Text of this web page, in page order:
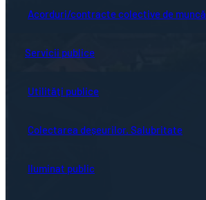
Acorduri/contracte colective de muncă
Servicii publice
Utilități publice
Colectarea deșeurilor. Salubritate
Iluminat public